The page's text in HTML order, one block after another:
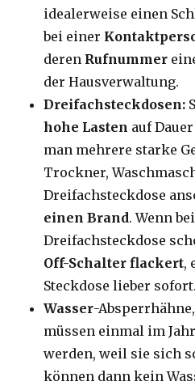
idealerweise einen
bei einer
deren Rufnummer
der Hausverwaltung.
Dreifachsteckdosen:
hohe Lasten auf
man mehrere starke
Trockner,
Dreifachsteckdose
einen Brand. Wenn
Dreifachsteckdose
Off-Schalter flackert,
Steckdose lieber sofort.
Wasser-
müssen einmal im
werden, weil sie sich
können dann kein